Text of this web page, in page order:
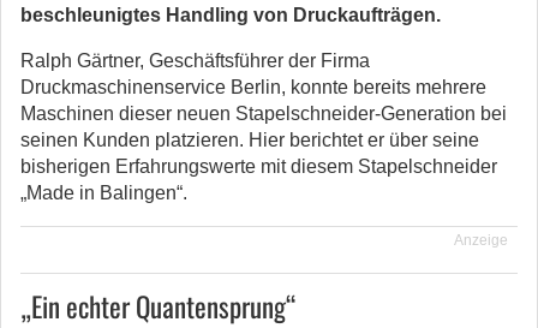
beschleunigtes Handling von Druckaufträgen.
Ralph Gärtner, Geschäftsführer der Firma
Druckmaschinenservice Berlin, konnte bereits mehrere
Maschinen dieser neuen Stapelschneider-Generation bei
seinen Kunden platzieren. Hier berichtet er über seine
bisherigen Erfahrungswerte mit diesem Stapelschneider
„Made in Balingen“.
Anzeige
„Ein echter Quantensprung“